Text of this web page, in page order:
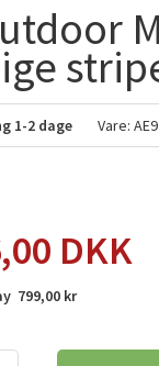
1-2 dage Vare:
DKK
799,00 kr